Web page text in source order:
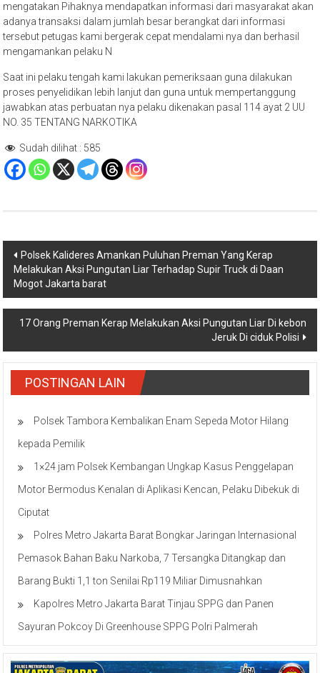
mengatakan Pihaknya mendapatkan informasi dari masyarakat akan
adanya transaksi dalam jumlah besar berangkat dari informasi
tersebut petugas kami bergerak cepat mendalami nya dan berhasil
mengamankan pelaku N
Saat ini pelaku tengah kami lakukan pemeriksaan guna dilakukan
proses penyelidikan lebih lanjut dan guna untuk mempertanggung
jawabkan atas perbuatan nya pelaku dikenakan pasal 114 ayat 2 UU
NO. 35 TENTANG NARKOTIKA
Sudah dilihat : 585
Navigasi
pos
Polsek Kalideres Amankan Puluhan Preman Yang Kerap
Melakukan Aksi Pungutan Liar Terhadap Supir Truck di Daan
Mogot Jakarta barat
17 Orang Preman Kerap Melakukan Aksi Pungutan Liar Di kebon
Jeruk Di ciduk Polisi
POSTINGAN LAIN
Polsek Tambora Kembalikan Enam Sepeda Motor Hilang
kepada Pemilik
1×24 jam Polsek Kembangan Ungkap Kasus Penggelapan
Motor Bermodus Kenalan di Aplikasi Kencan, Pelaku Dibekuk di
Ciputat
Polres Metro Jakarta Barat Bongkar Jaringan Internasional
Pemasok Bahan Baku Narkoba, 7 Tersangka Ditangkap dan
Barang Bukti 1,1 ton Senilai Rp119 Miliar Dimusnahkan
Kapolres Metro Jakarta Barat Tinjau SPPG dan Panen
Sayuran Pokcoy Di Greenhouse SPPG Polri Palmerah